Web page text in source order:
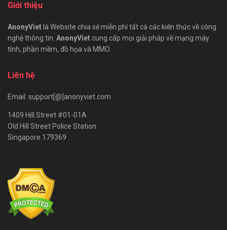
Giới thiệu
AnonyViet là Website chia sẻ miễn phí tất cả các kiến thức về công
nghệ thông tin. AnonyViet cung cấp mọi giải pháp về mạng máy
tính, phần mềm, đồ họa và MMO.
Liên hệ
Email: support[@]anonyviet.com
1409 Hill Street #01-01A
Old Hill Street Police Station
Singapore 179369